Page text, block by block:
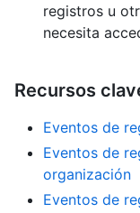
registros u
necesita
Recursos
Eventos de
Eventos de
organización
Eventos de